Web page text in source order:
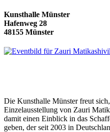
Kunsthalle Münster
Hafenweg 28
48155 Münster
Die Kunsthalle Münster freut
Einzelausstellung von Zauri
damit einen Einblick in das
geben, der seit 2003 in